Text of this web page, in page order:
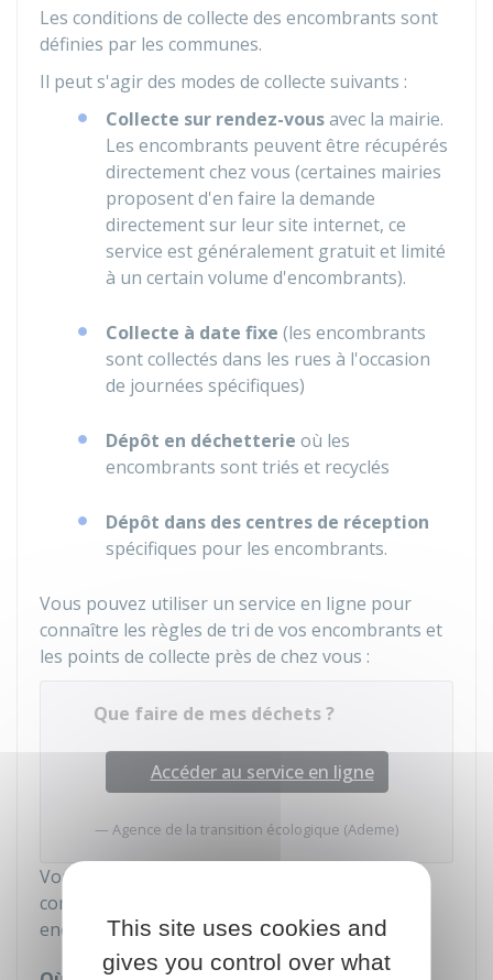
Les conditions de collecte des encombrants sont
définies par les communes.
Il peut s'agir des modes de collecte suivants :
Collecte sur rendez-vousavec la mairie.
Les encombrants peuvent être récupérés
directement chez vous (certaines mairies
proposent d'en faire la demande
directement sur leur site internet, ce
service est généralement gratuit et limité
à un certain volume d'encombrants).
Collecte à date fixe (les encombrants
sont collectés dans les rues à l'occasion
de journées spécifiques)
Dépôt en déchetterie où les
encombrants sont triés et recyclés
Dépôt dans des centres de réception
spécifiques pour les encombrants.
Vous pouvez utiliser un service en ligne pour
connaître les règles de tri de vos encombrants et
les points de collecte près de chez vous :
Que faire de mes déchets ?
Accéder au service en ligne
Agence de la transition écologique (Ademe)
Vous pouvez aussi contacter votre mairie pour
connaître les modes de prise en charge de vos
encombrants ou demander leur enlèvement.
This site uses cookies and
gives you control over what